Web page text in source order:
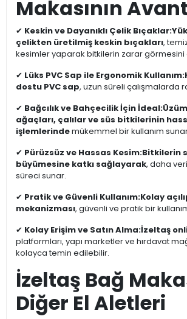
Makasının
✔ Keskin ve Dayanıklı Çelik Bıçaklar:
çelikten üretilmiş keskin bıçakları,
kesimler yaparak bitkilerin zarar görmesini
✔ Lüks PVC Sap ile Ergonomik Kullanım:
dostu PVC sap, uzun süreli çalışmalarda
✔ Bağcılık ve Bahçecilik İçin İdeal:
ağaçları, çalılar ve süs bitkilerinin
işlemlerindemükemmel bir kullanım
✔ Pürüzsüz ve Hassas Kesim:Bitkilerin
büyümesine katkı sağlayarak, daha
süreci sunar.
✔ Pratik ve Güvenli Kullanım:Kolay
mekanizması, güvenli ve pratik bir
✔ Kolay Erişim ve Satın Alma:İzeltaş
platformları, yapı marketler ve hırdavat
kolayca temin edilebilir.
İzeltaş Bağ
Diğer El Aletleri